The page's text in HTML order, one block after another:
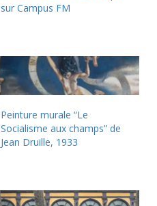
sur Campus FM
Peinture murale “Le
Socialisme aux champs” de
Jean Druille, 1933